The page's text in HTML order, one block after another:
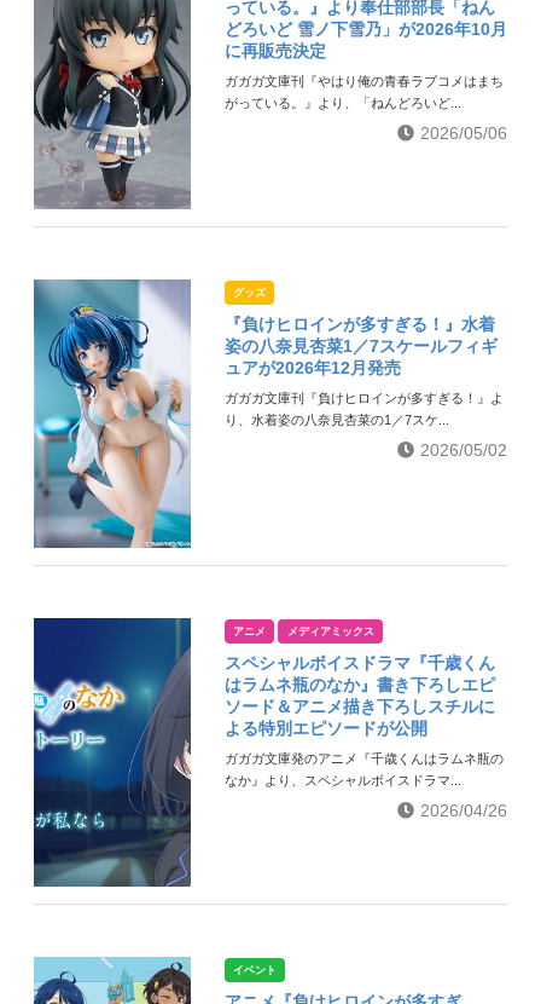
っている。』より奉仕部部長「ねん
どろいど 雪ノ下雪乃」が2026年10月
に再販売決定
ガガガ文庫刊『やはり俺の青春ラブコメはまち
がっている。』より、「ねんどろいど...
2026/05/06
グッズ
『負けヒロインが多すぎる！』水着
姿の八奈見杏菜1／7スケールフィギ
ュアが2026年12月発売
ガガガ文庫刊『負けヒロインが多すぎる！』よ
り、水着姿の八奈見杏菜の1／7スケ...
2026/05/02
アニメ メディアミックス
スペシャルボイスドラマ『千歳くん
はラムネ瓶のなか』書き下ろしエピ
ソード＆アニメ描き下ろしスチルに
よる特別エピソードが公開
ガガガ文庫発のアニメ『千歳くんはラムネ瓶の
なか』より、スペシャルボイスドラマ...
2026/04/26
イベント